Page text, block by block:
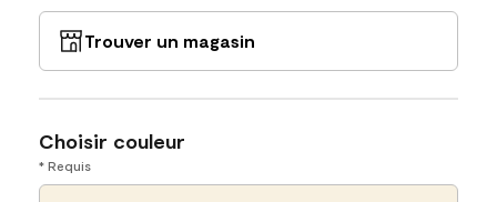
Trouver un magasin
Choisir couleur
* Requis